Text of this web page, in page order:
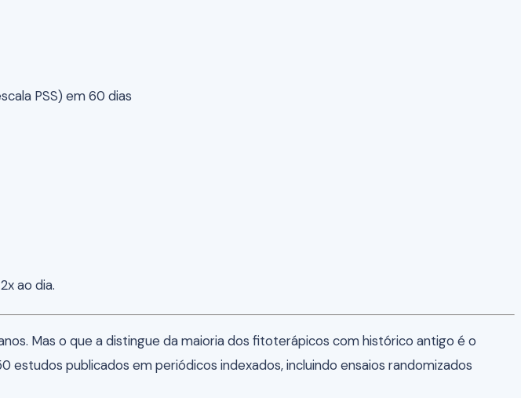
PSS) em 60 dias
ao dia.
Mas o que a distingue da maioria dos fitoterápicos com histórico antigo é o
publicados em periódicos indexados, incluindo ensaios randomizados